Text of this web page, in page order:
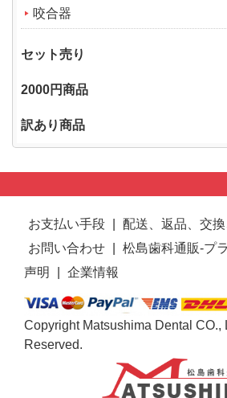
咬合器
セット売り
2000円商品
訳あり商品
お支払い手段 配送、返品、交
お問い合わせ
松島歯科通販-プ
声明
企業情報
Copyright Matsushima Dental CO.,
Reserved.